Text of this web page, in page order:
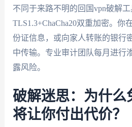
不同于来路不明的回国vpn破解
TLS1.3+ChaCha20双重加密。你
份证信息，或向家人转账的银行
中传输。专业审计团队每月进行
露风险。
破解迷思：为什么
将让你付出代价？